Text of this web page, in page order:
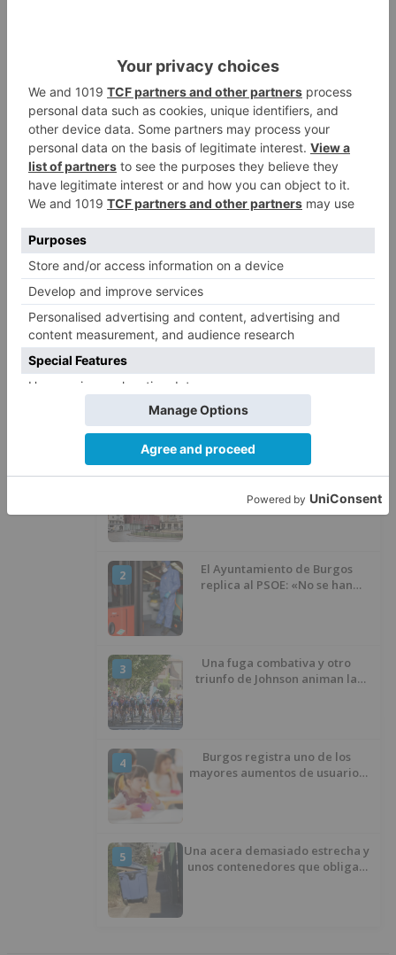
de agosto
3
Santiago Lencina, nuevo
refuerzo del Burgos CF para la
temporada 2026/27
4
éxito del menisco de su rodilla
izquierda
5
Detenidas tres personas en
Quintanar de la Sierra con
hachís, cocaína y marihuana
LO ÚLTIMO
1
El nuevo Mercado Norte de
Burgos sale a concurso con un
presupuesto de 21,7 millones
2
El Ayuntamiento de Burgos
replica al PSOE: «No se han
3
Una fuga combativa y otro
triunfo de Johnson animan la
4
Burgos registra uno de los
mayores aumentos de usuarios
5
Una acera demasiado estrecha y
unos contenedores que obligan